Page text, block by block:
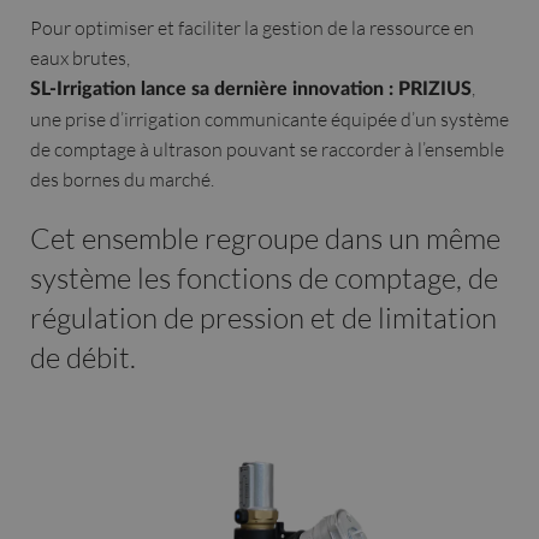
Pour optimiser et faciliter la gestion de la ressource en
eaux brutes,
SL-Irrigation lance sa dernière innovation : PRIZIUS,
une prise d’irrigation communicante équipée d’un système
de comptage à ultrason pouvant se raccorder à l’ensemble
des bornes du marché.
Cet ensemble regroupe dans un même
système les fonctions de comptage, de
régulation de pression et de limitation
de débit.